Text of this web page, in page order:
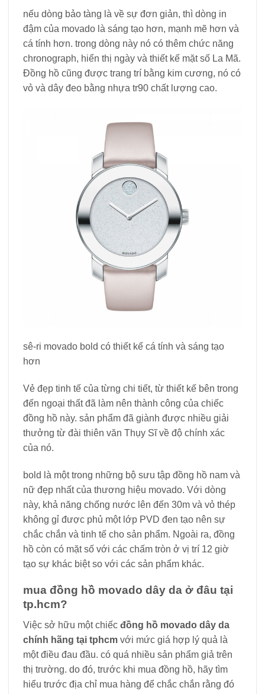
nếu dòng bảo tàng là về sự đơn giản, thì dòng in
đậm của movado là sáng tạo hơn, mạnh mẽ hơn và
cá tính hơn. trong dòng này nó có thêm chức năng
chronograph, hiển thị ngày và thiết kế mặt số La Mã.
Đồng hồ cũng được trang trí bằng kim cương, nó có
vỏ và dây đeo bằng nhựa tr90 chất lượng cao.
sê-ri movado bold có thiết kế cá tính và sáng tạo
hơn
Vẻ đẹp tinh tế của từng chi tiết, từ thiết kế bên trong
đến ngoại thất đã làm nên thành công của chiếc
đồng hồ này. sản phẩm đã giành được nhiều giải
thưởng từ đài thiên văn Thụy Sĩ về độ chính xác
của nó.
bold là một trong những bộ sưu tập đồng hồ nam và
nữ đẹp nhất của thương hiệu movado. Với dòng
này, khả năng chống nước lên đến 30m và vỏ thép
không gỉ được phủ một lớp PVD đen tạo nên sự
chắc chắn và tinh tế cho sản phẩm. Ngoài ra, đồng
hồ còn có mặt số với các chấm tròn ở vị trí 12 giờ
tạo sự khác biệt so với các sản phẩm khác.
mua đồng hồ movado dây da ở đâu tại
tp.hcm?
Việc sở hữu một chiếc đồng hồ movado dây da
chính hãng tại tphcm với mức giá hợp lý quả là
một điều đau đầu. có quá nhiều sản phẩm giả trên
thị trường. do đó, trước khi mua đồng hồ, hãy tìm
hiểu trước địa chỉ mua hàng để chắc chắn rằng đó